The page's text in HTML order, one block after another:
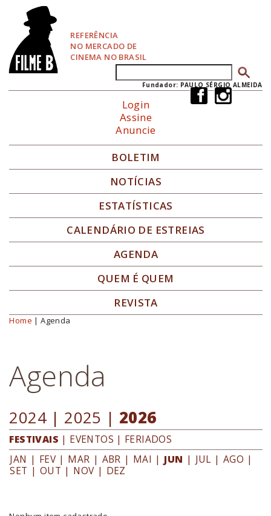
REFERÊNCIA
NO MERCADO DE
CINEMA NO BRASIL
Formulário de busca
Fundador: PAULO SÉRGIO ALMEIDA
Login
Assine
Anuncie
BOLETIM
NOTÍCIAS
ESTATÍSTICAS
CALENDÁRIO DE ESTREIAS
AGENDA
QUEM É QUEM
REVISTA
Você está aqui
Home | Agenda
Agenda
2024 | 2025 | 2026
FESTIVAIS | EVENTOS | FERIADOS
JAN | FEV | MAR | ABR | MAI | JUN | JUL | AGO |
SET | OUT | NOV | DEZ